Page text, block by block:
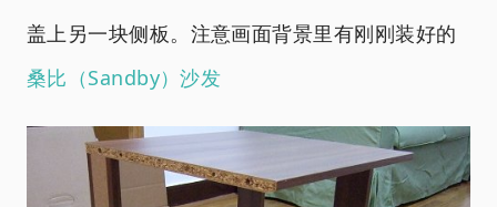
盖上另一块侧板。注意画面背景里有刚刚装好的
桑比（Sandby）沙发